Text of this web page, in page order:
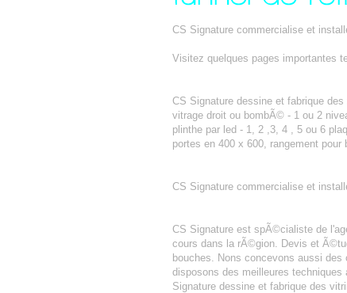
CS Signature commercialise et
Visitez quelques pages importantes
CS Signature dessine et fabrique
vitrage droit ou bombÃ© - 1 ou 2
plinthe par led - 1, 2 ,3, 4 , 5 ou 6
portes en 400 x 600, rangement
CS Signature commercialise et
CS Signature est spÃ©cialiste de
cours dans la rÃ©gion. Devis et
bouches. Nons concevons aussi
disposons des meilleures
Signature dessine et fabrique des